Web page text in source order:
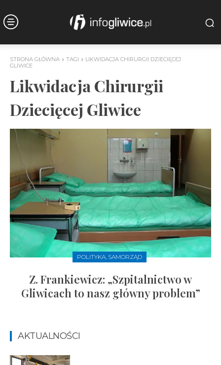
STRONA GŁÓWNA TAGI
LIKWIDACJA CHIRURGII DZIECIĘCEJ
GLIWICE
Likwidacja Chirurgii
Dziecięcej Gliwice
POLITYKA, SAMORZĄD
Z. Frankiewicz: „Szpitalnictwo w
Gliwicach to nasz główny problem”
AKTUALNOŚCI